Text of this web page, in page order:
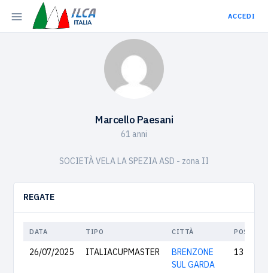
ACCEDI
Marcello Paesani
61 anni
SOCIETÀ VELA LA SPEZIA ASD - zona II
REGATE
DATA TIPO CITTÀ POS.
26/07/2025 ITALIACUPMASTER
BRENZONE
SUL GARDA
13